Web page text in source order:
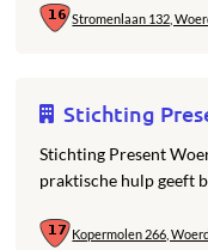
Stromenlaan 132,
Stichting
Stichting Present
praktische hulp geeft
Kopermolen 266,